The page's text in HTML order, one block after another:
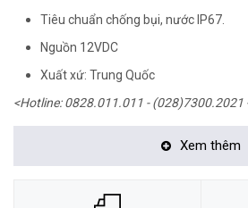
Tiêu chuẩn chống bụi, nước IP67.
Nguồn 12VDC
Xuất xứ: Trung Quốc
<Hotline: 0828.011.011 - (028)7300.2021
Tư vấn cách chọn loại camera và dịch
Xem thêm